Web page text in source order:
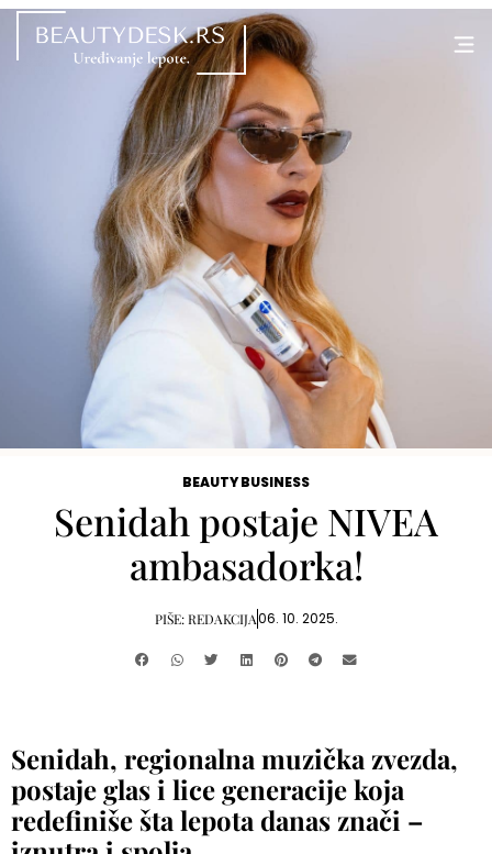
BEAUTY BUSINESS
Senidah postaje NIVEA
ambasadorka!
PIŠE:REDAKCIJA06. 10. 2025.
Senidah, regionalna muzička zvezda,
postaje glas i lice generacije koja
redefiniše šta lepota danas znači –